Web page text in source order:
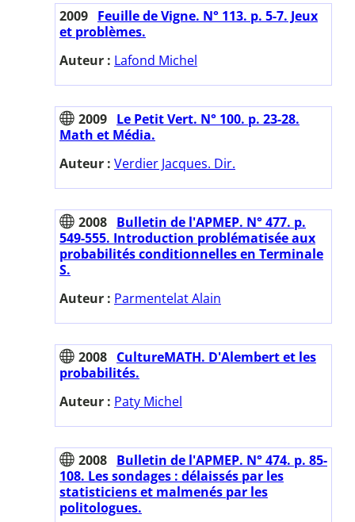
2009 Feuille de Vigne. N° 113. p. 5-7. Jeux
et problèmes.
Auteur : Lafond Michel
2009 Le Petit Vert. N° 100. p. 23-28.
Math et Média.
Auteur : Verdier Jacques. Dir.
2008 Bulletin de l'APMEP. N° 477. p.
549-555. Introduction problématisée aux
probabilités conditionnelles en Terminale
S.
Auteur : Parmentelat Alain
2008 CultureMATH. D'Alembert et les
probabilités.
Auteur : Paty Michel
2008 Bulletin de l'APMEP. N° 474. p. 85-
108. Les sondages : délaissés par les
statisticiens et malmenés par les
politologues.